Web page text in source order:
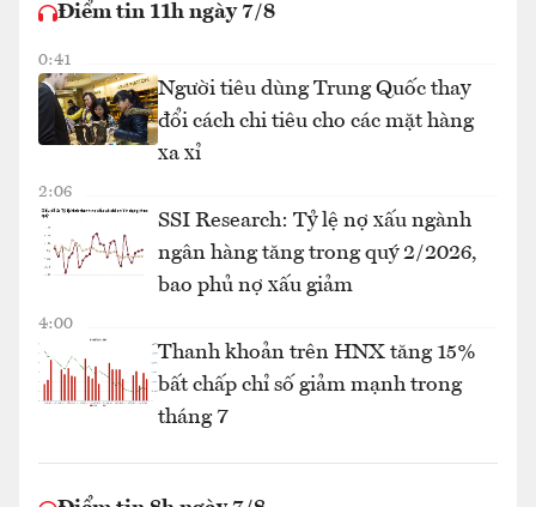
Điểm tin 11h ngày 7/8
0:41
Người tiêu dùng Trung Quốc thay
đổi cách chi tiêu cho các mặt hàng
xa xỉ
2:06
SSI Research: Tỷ lệ nợ xấu ngành
ngân hàng tăng trong quý 2/2026,
bao phủ nợ xấu giảm
4:00
Thanh khoản trên HNX tăng 15%
bất chấp chỉ số giảm mạnh trong
tháng 7